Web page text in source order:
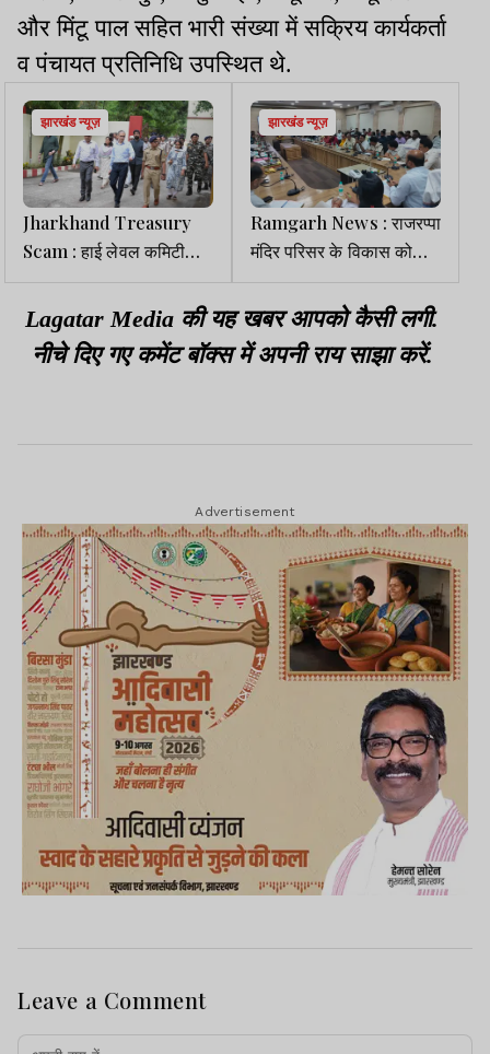
और मिंटू पाल सहित भारी संख्या में सक्रिय कार्यकर्ता
व पंचायत प्रतिनिधि उपस्थित थे.
झारखंड न्यूज़
Jharkhand Treasury
Scam : हाई लेवल कमिटी
प्रारंभिक जांच कर आवश्यक
दस्तावेज लेकर लौटी
झारखंड न्यूज़
Ramgarh News : राजरप्पा
मंदिर परिसर के विकास को
लेकर डीसी ने की बैठक,
विधायक ममता व फागू बेसरा रहे
मौजूद
Lagatar Media की यह खबर आपको कैसी लगी.
नीचे दिए गए कमेंट बॉक्स में अपनी राय साझा करें.
Advertisement
Leave a Comment